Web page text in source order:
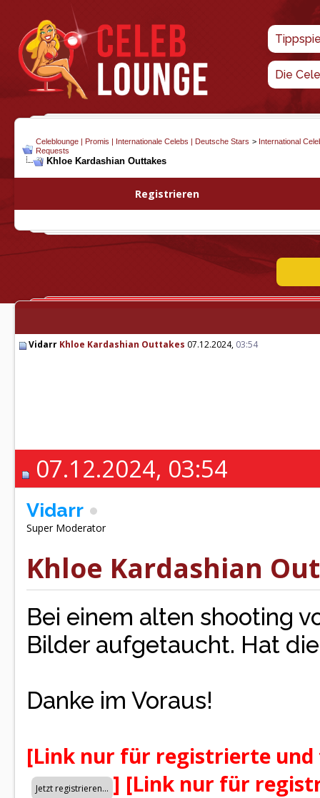
Die
Celeblounge | Promis | Internationale Celebs | Deutsche Stars > International
Requests
Khloe Kardashian Outtakes
Registrieren
Vidarr Khloe Kardashian Outtakes 07.12.2024, 03:54
07.12.2024, 03:54
Vidarr
Super Moderator
Khloe Kardashian
Bei einem alten shooting
Bilder aufgetaucht. Hat
Danke im Voraus!
[Link nur für registrierte
] [Link nur für